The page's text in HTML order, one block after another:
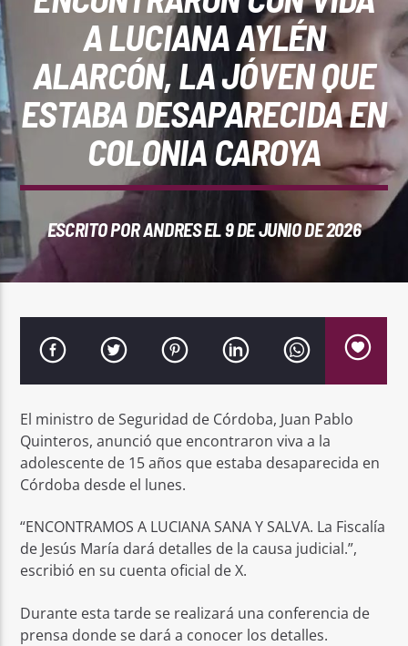
REPRODUCTOR WEB
0:00
PlayFM 95.9
A LUCIANA AYLÉN
ALARCÓN, LA JÓVEN QUE
ESTABA DESAPARECIDA EN
COLONIA CAROYA
ESCRITO PORANDRESEL 9 DE JUNIO DE 2026
El ministro de Seguridad de Córdoba, Juan Pablo
Quinteros, anunció que encontraron viva a la
adolescente de 15 años que estaba desaparecida en
Córdoba desde el lunes.
“ENCONTRAMOS A LUCIANA SANA Y SALVA. La Fiscalía
de Jesús María dará detalles de la causa judicial.”,
escribió en su cuenta oficial de X.
Durante esta tarde se realizará una conferencia de
prensa donde se dará a conocer los detalles.